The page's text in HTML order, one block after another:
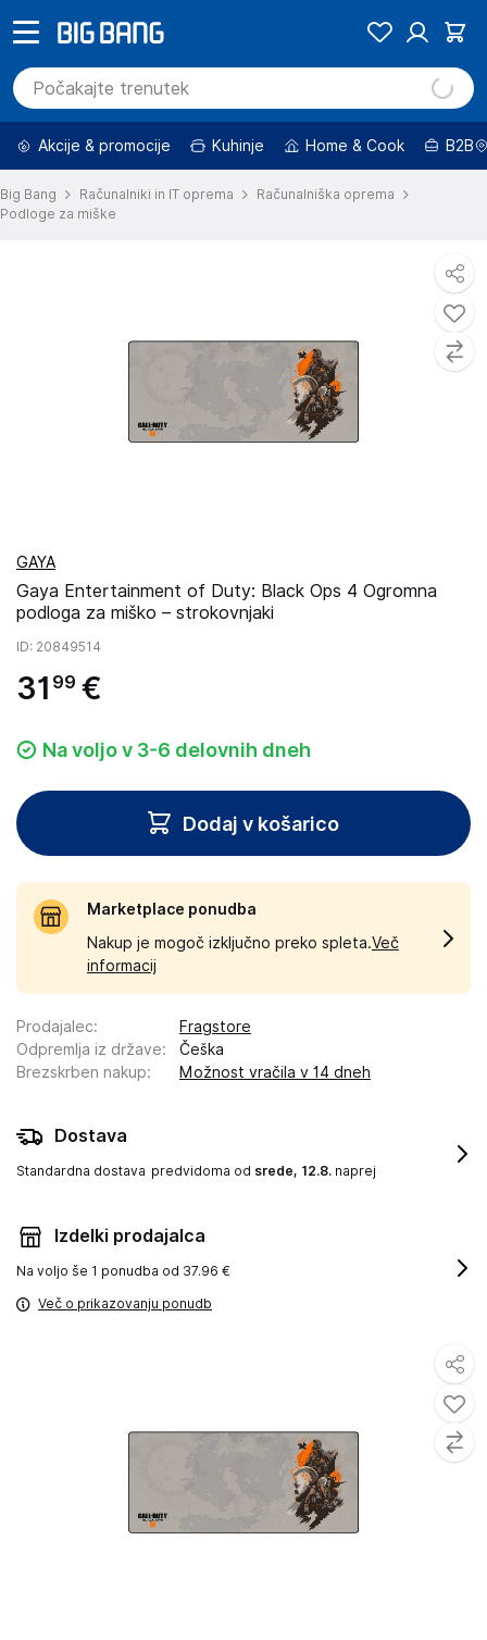
Akcije & promocije Kuhinje Home & Cook B2B
Big Bang Računalniki in IT oprema
Računalniška oprema
Podloge za miške
GAYA
Gaya Entertainment of Duty: Black Ops 4 Ogromna
podloga za miško – strokovnjaki
ID: 20849514
31 99 €
Na voljo v 3-6 delovnih dneh
Dodaj v košarico
Marketplace ponudba
Nakup je mogoč izključno preko spleta.Več
informacij
Prodajalec:
Fragstore
Odpremlja iz države:
Češka
Brezskrben nakup: Možnost vračila v 14 dneh
Dostava
Standardna dostava predvidoma od srede, 12.8. naprej
Izdelki prodajalca
Na voljo še 1 ponudba od 37.96 €
Več o prikazovanju ponudb